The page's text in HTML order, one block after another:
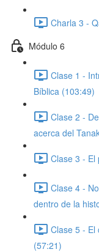
Charla 3 -
Módulo 6
Clase 1 -
Bíblica (103:49)
Clase 2 -
acerca del
Clase 3 - El
Clase 4 -
dentro de la
Clase 5 - El
(57:21)